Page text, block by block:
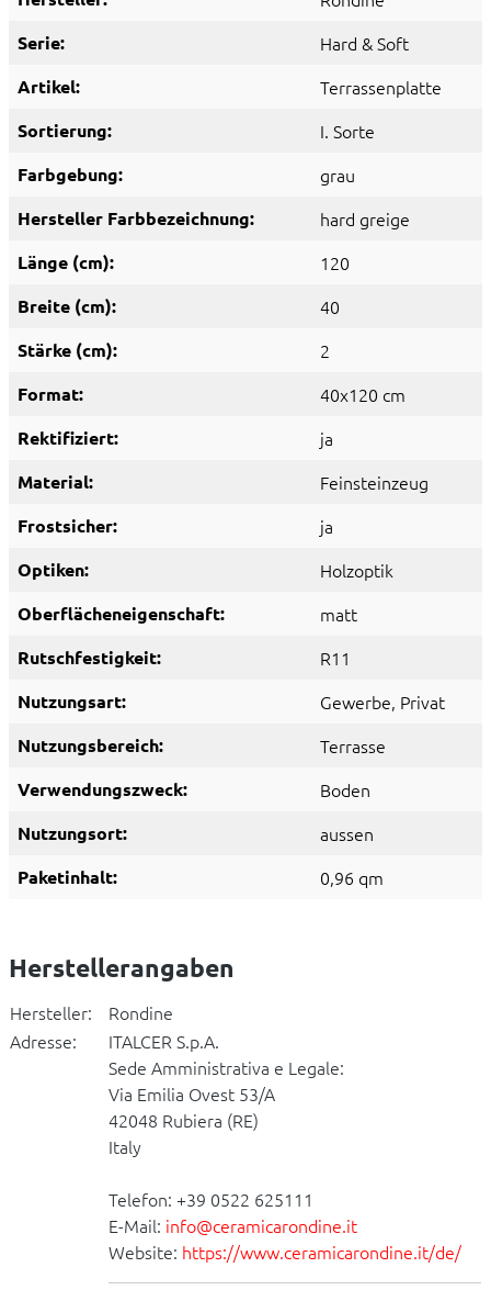
Serie: Hard & Soft
Artikel: Terrassenplatte
Sortierung: I. Sorte
Farbgebung: grau
Hersteller Farbbezeichnung: hard greige
Länge (cm): 120
Breite (cm): 40
Stärke (cm): 2
Format: 40x120 cm
Rektifiziert: ja
Material: Feinsteinzeug
Frostsicher: ja
Optiken: Holzoptik
Oberflächeneigenschaft: matt
Rutschfestigkeit: R11
Nutzungsart: Gewerbe, Privat
Nutzungsbereich: Terrasse
Verwendungszweck: Boden
Nutzungsort: aussen
Paketinhalt: 0,96 qm
Herstellerangaben
Hersteller:
Rondine
Adresse:
ITALCER S.p.A.
Sede Amministrativa e Legale:
Via Emilia Ovest 53/A
42048 Rubiera (RE)
Italy
Telefon: +39 0522 625111
E-Mail: info@ceramicarondine.it
Website: https://www.ceramicarondine.it/de/